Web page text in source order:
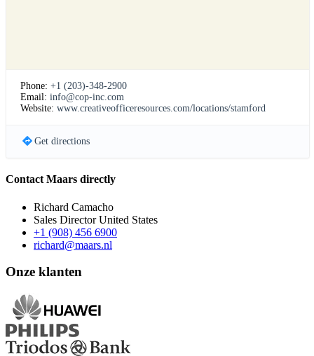
Phone: +1 (203)-348-2900
Email: info@cop-inc.com
Website: www.creativeofficeresources.com/locations/stamford
Get directions
Contact Maars directly
Richard Camacho
Sales Director United States
+1 (908) 456 6900
richard@maars.nl
Onze klanten